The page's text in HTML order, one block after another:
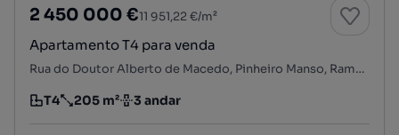
2 450 000 €11 951,22 €/m²
Apartamento T4 para venda
Rua do Doutor Alberto de Macedo, Pinheiro Manso, Ramalde, Porto, Porto
Tipologia
T4
Preço por metro quadrado
205 m²
Andar 3 andar